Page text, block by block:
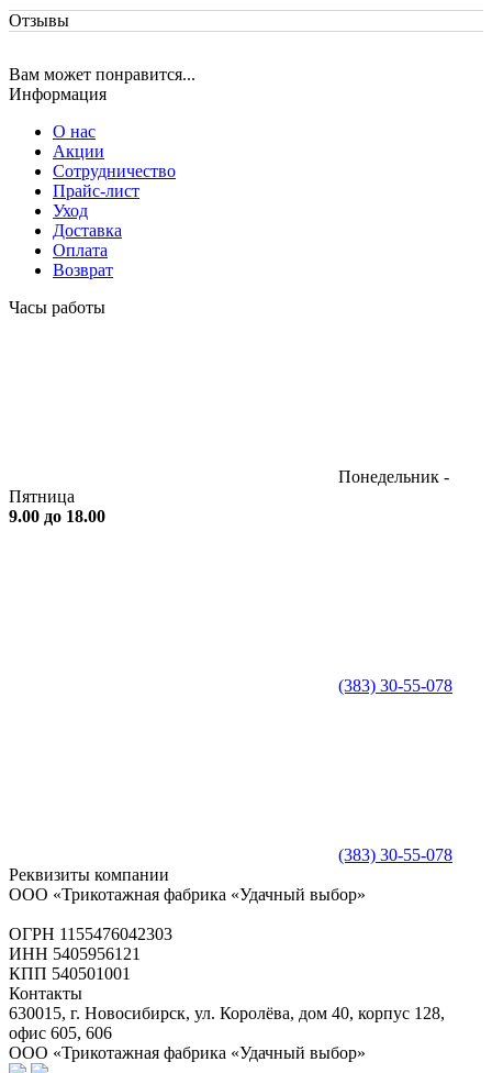
Отзывы
Вам может понравится...
Информация
О нас
Акции
Сотрудничество
Прайс-лист
Уход
Доставка
Оплата
Возврат
Часы работы
Понедельник -
Пятница
9.00 до 18.00
(383) 30-55-078
(383) 30-55-078
Реквизиты компании
ООО «Трикотажная фабрика «Удачный выбор»
ОГРН 1155476042303
ИНН 5405956121
КПП 540501001
Контакты
630015, г. Новосибирск, ул. Королёва, дом 40, корпус 128,
офис 605, 606
ООО «Трикотажная фабрика «Удачный выбор»